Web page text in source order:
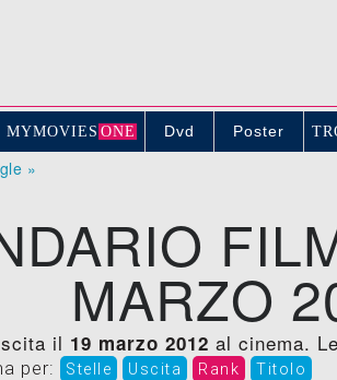
MYMOVIE S ONE Dvd Poster
»
MARZO
il 19 marzo 2012 al cinema.
per: Stelle Uscita Rank Titolo